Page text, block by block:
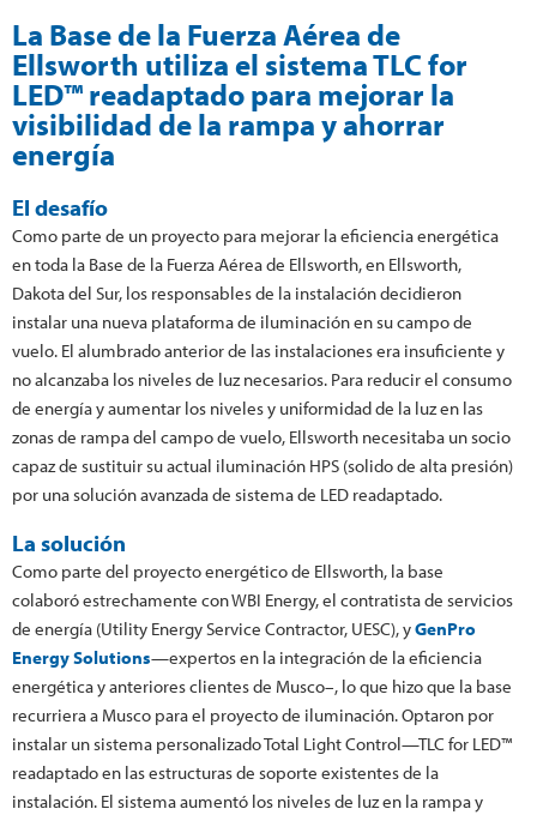
La Base de la Fuerza Aérea de
Ellsworth utiliza el sistema TLC for
LED™ readaptado para mejorar la
visibilidad de la rampa y ahorrar
energía
El desafío
Como parte de un proyecto para mejorar la eficiencia energética
en toda la Base de la Fuerza Aérea de Ellsworth, en Ellsworth,
Dakota del Sur, los responsables de la instalación decidieron
instalar una nueva plataforma de iluminación en su campo de
vuelo. El alumbrado anterior de las instalaciones era insuficiente y
no alcanzaba los niveles de luz necesarios. Para reducir el consumo
de energía y aumentar los niveles y uniformidad de la luz en las
zonas de rampa del campo de vuelo, Ellsworth necesitaba un socio
capaz de sustituir su actual iluminación HPS (solido de alta presión)
por una solución avanzada de sistema de LED readaptado.
La solución
Como parte del proyecto energético de Ellsworth, la base
colaboró estrechamente con WBI Energy, el contratista de servicios
de energía (Utility Energy Service Contractor, UESC), yGenPro
Energy Solutions—expertos en la integración de la eficiencia
energética y anteriores clientes de Musco–, lo que hizo que la base
recurriera a Musco para el proyecto de iluminación. Optaron por
instalar un sistema personalizado Total Light Control—TLC for LED™
readaptado en las estructuras de soporte existentes de la
instalación. El sistema aumentó los niveles de luz en la rampa y